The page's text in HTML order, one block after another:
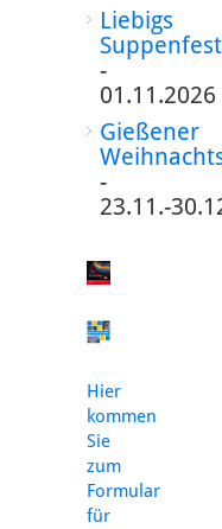
Liebigs
Suppenfest
-
01.11.2026
Gießener
-
23.11.-
Hier
kommen
Sie
zum
Formular
für